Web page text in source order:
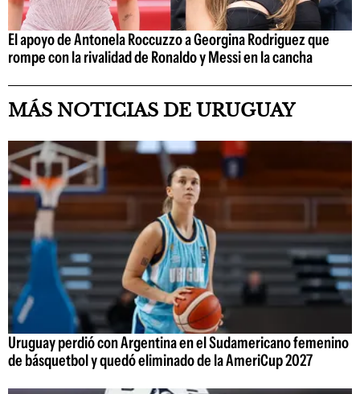
El apoyo de Antonela Roccuzzo a Georgina Rodriguez que
rompe con la rivalidad de Ronaldo y Messi en la cancha
MÁS NOTICIAS DE URUGUAY
Uruguay perdió con Argentina en el Sudamericano femenino
de básquetbol y quedó eliminado de la AmeriCup 2027